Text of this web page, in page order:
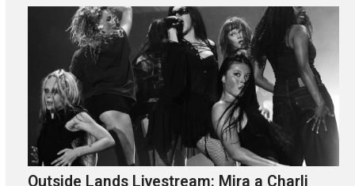
Outside Lands Livestream: Mira a Charli